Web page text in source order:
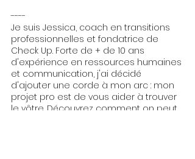
----
Je suis Jessica, coach en transitions
professionnelles et fondatrice de
Check Up. Forte de + de 10 ans
d'expérience en ressources humaines
et communication, j'ai décidé
d'ajouter une corde à mon arc : mon
projet pro est de vous aider à trouver
le vôtre. Découvrez comment on peut